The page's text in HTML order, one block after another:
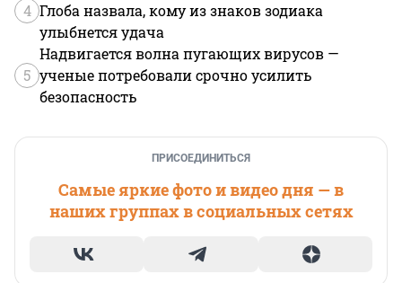
4 Глоба назвала, кому из знаков зодиака
улыбнется удача
5
Надвигается волна пугающих вирусов —
ученые потребовали срочно усилить
безопасность
ПРИСОЕДИНИТЬСЯ
Самые яркие фото и видео дня — в
наших группах в социальных сетях